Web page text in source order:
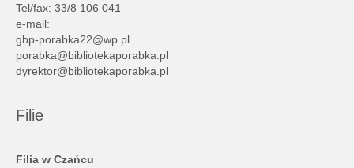
Tel/fax: 33/8 106 041
e-mail:
gbp-porabka22@wp.pl
porabka@bibliotekaporabka.pl
dyrektor@bibliotekaporabka.pl
Filie
Filia w Czańcu